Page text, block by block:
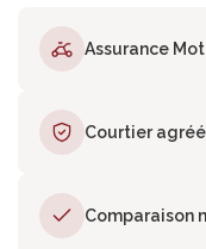
Assurance
Courtier agréé
Comparaison